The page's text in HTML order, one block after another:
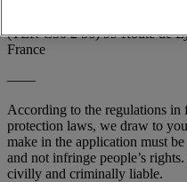
(TER C50 2 56) 99 Route de
France
——
According to the regulations in
protection laws, we draw to
make in the application must
and not infringe people’s
civilly and criminally liable.